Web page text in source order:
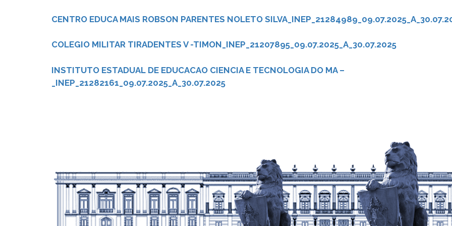
CENTRO EDUCA MAIS ROBSON PARENTES NOLETO
COLEGIO MILITAR TIRADENTES V -TIMON_INEP_21207895_09.07.2025_A_30.07.2025
INSTITUTO ESTADUAL DE EDUCACAO CIENCIA E TECNOLOGIA DO MA –
_INEP_21282161_09.07.2025_A_30.07.2025